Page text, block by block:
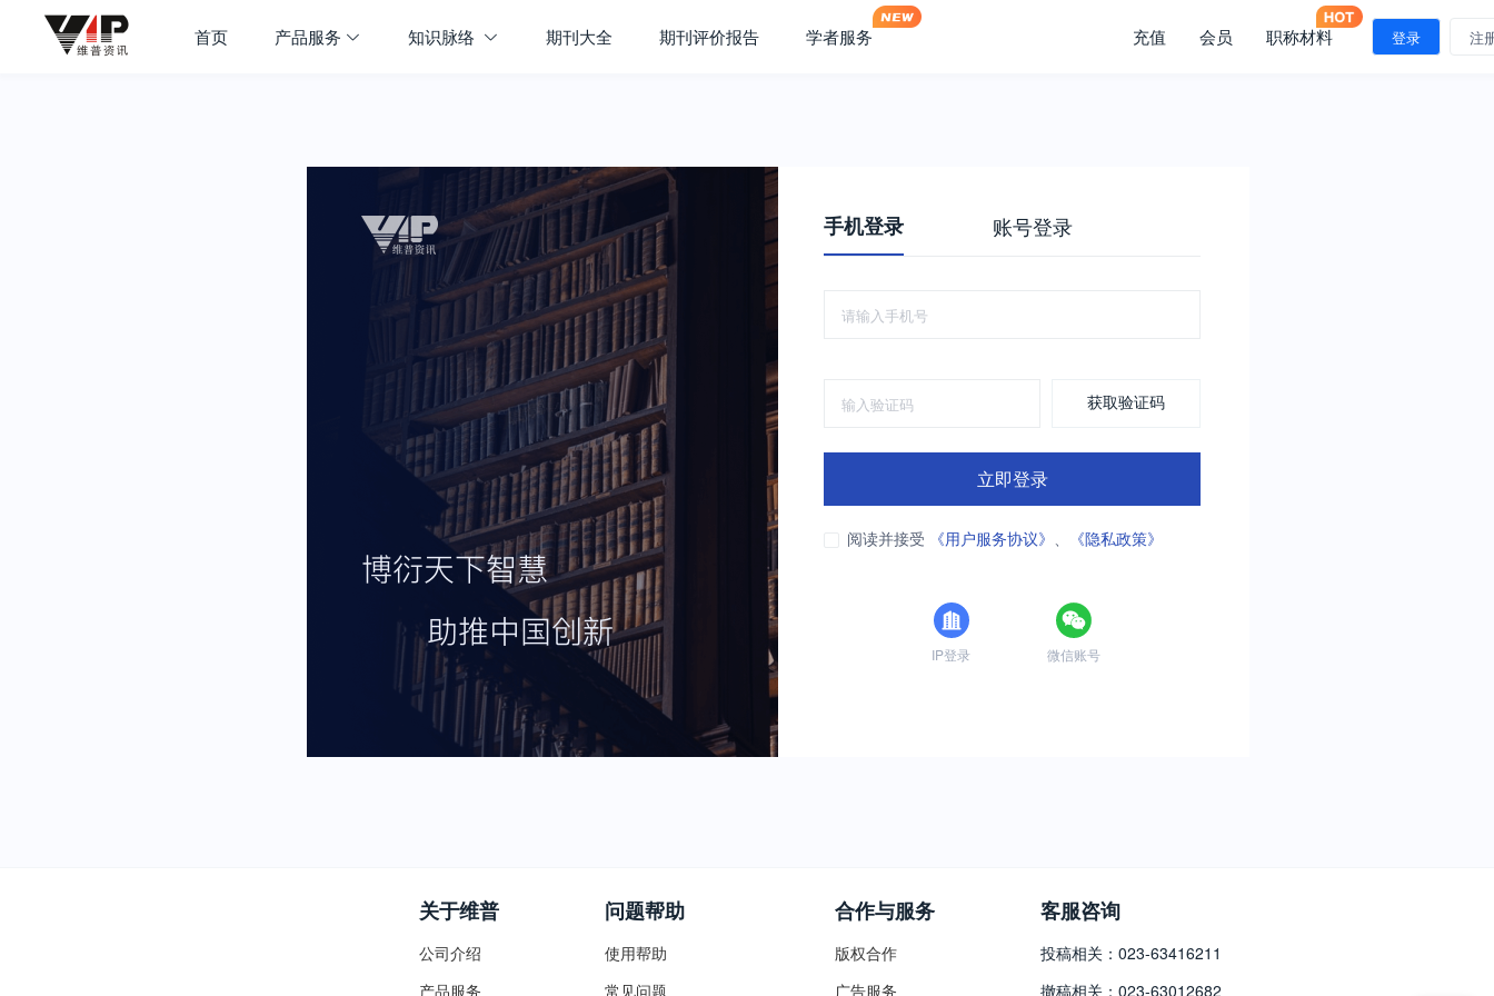
首页 产品服务 知识脉络 期刊大全 期刊评价报告 学者服务 充值 会员 职称材料 登录 注
手机登录 账号登录
获取验证码
立即登录
阅读并接受 《用户服务协议》 、 《隐私政策》
IP登录 微信账号
关于维普
公司介绍
产品服务
问题帮助
使用帮助
常见问题
合作与服务
版权合作
广告服务
客服咨询
投稿相关：023-63416211
撤稿相关：023-63012682